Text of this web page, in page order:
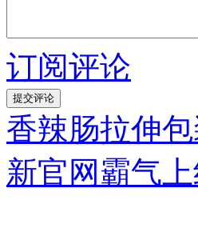
订阅评论
香辣肠拉伸
新官网霸气